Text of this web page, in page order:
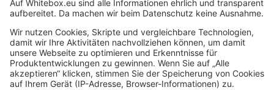
U
V
W